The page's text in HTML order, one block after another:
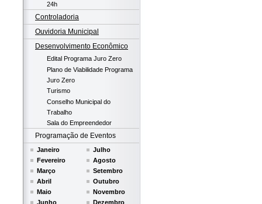
24h
Controladoria
Ouvidoria Municipal
Desenvolvimento Econômico
Edital Programa Juro Zero
Plano de Viabilidade Programa
Juro Zero
Turismo
Conselho Municipal do
Trabalho
Sala do Empreendedor
Programação de Eventos
Janeiro
Fevereiro
Março
Abril
Maio
Junho
Julho
Agosto
Setembro
Outubro
Novembro
Dezembro